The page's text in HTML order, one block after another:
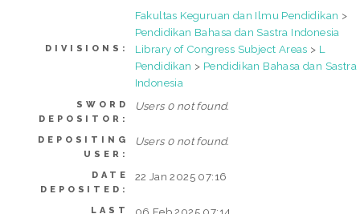
DIVISIONS:
Fakultas Keguruan dan Ilmu Pendidikan >
Pendidikan Bahasa dan Sastra Indonesia
Library of Congress Subject Areas > L
Pendidikan > Pendidikan Bahasa dan Sastra
Indonesia
SWORD
DEPOSITOR:
Users 0 not found.
DEPOSITING
USER:
Users 0 not found.
DATE
DEPOSITED:
22 Jan 2025 07:16
LAST